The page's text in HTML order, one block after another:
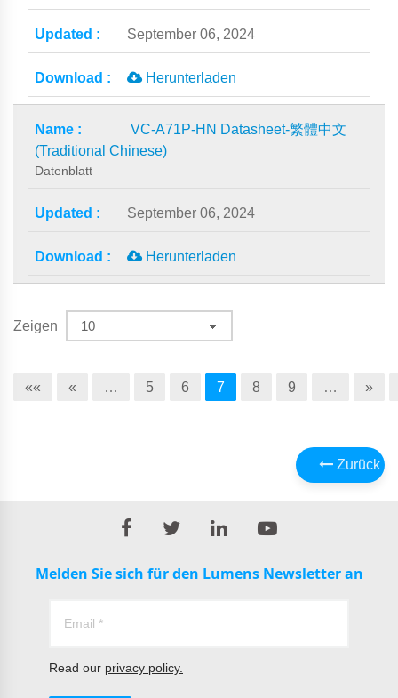
September 06, 2024
Herunterladen
VC-A71P-HN Datasheet-繁體中文
(Traditional Chinese)
Datenblatt
September 06, 2024
Herunterladen
Zeigen
«« « … 5 6 7 8 9 … »
Zurück
Melden Sie sich für den Lumens Newsletter an
Read our privacy policy.